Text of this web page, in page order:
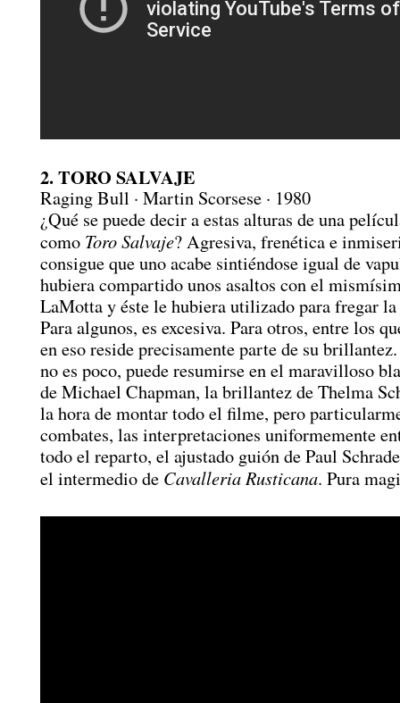
2. TORO SALVAJE
Raging Bull · Martin Scorsese · 1980
¿Qué se puede decir a estas alturas de una
como Toro Salvaje? Agresiva, frenética e
consigue que uno acabe sintiéndose igual de
hubiera compartido unos asaltos con el
LaMotta y éste le hubiera utilizado para fregar
Para algunos, es excesiva. Para otros, entre los
en eso reside precisamente parte de su
no es poco, puede resumirse en el maravilloso
de Michael Chapman, la brillantez de Thelma
la hora de montar todo el filme, pero
combates, las interpretaciones uniformemente
todo el reparto, el ajustado guión de Paul
el intermedio de Cavalleria Rusticana. Pura